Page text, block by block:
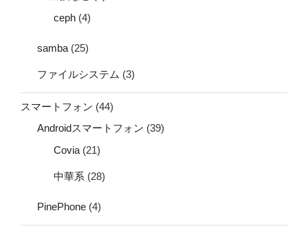
ceph (4)
samba (25)
ファイルシステム (3)
スマートフォン (44)
Androidスマートフォン (39)
Covia (21)
中華系 (28)
PinePhone (4)